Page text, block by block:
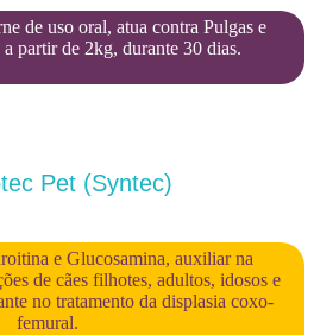
de uso oral, atua contra Pulgas e
a partir de 2kg, durante 30 dias.
Pet (Syntec)
e Glucosamina, auxiliar na
de cães filhotes, adultos, idosos e
no tratamento da displasia coxo-
femural.